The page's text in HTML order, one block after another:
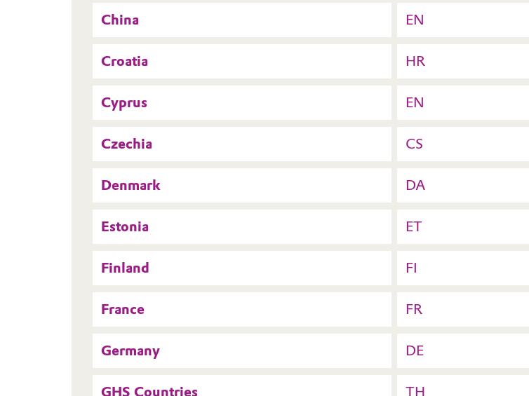
China EN
Croatia HR
Cyprus EN
Czechia CS
Denmark DA
Estonia ET
Finland FI
France FR
Germany DE
GHS Countries TH